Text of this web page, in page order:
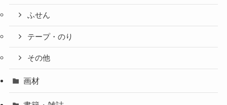
ふせん
テープ・のり
その他
画材